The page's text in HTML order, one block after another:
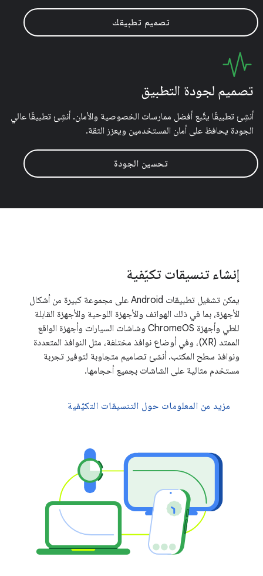
تصميم تطبيقك
تصميم لجودة التطبيق
أنشِئ تطبيقًا يتَّبع أفضل ممارسات الخصوصية والأمان. أنشِئ تطبيقًا عالي
الجودة يحافظ على أمان المستخدمين ويعزز الثقة.
تحسين الجودة
إنشاء تنسيقات تكيّفية
يمكن تشغيل تطبيقات Android على مجموعة كبيرة من أشكال
الأجهزة، بما في ذلك الهواتف والأجهزة اللوحية والأجهزة القابلة
للطي وأجهزة ChromeOS وشاشات السيارات وأجهزة الواقع
الممتد (XR)، وفي أوضاع نوافذ مختلفة، مثل النوافذ المتعددة
ونوافذ سطح المكتب. أنشئ تصاميم متجاوبة لتوفير تجربة
مستخدم مثالية على الشاشات بجميع أحجامها.
مزيد من المعلومات حول التنسيقات التكيّفية